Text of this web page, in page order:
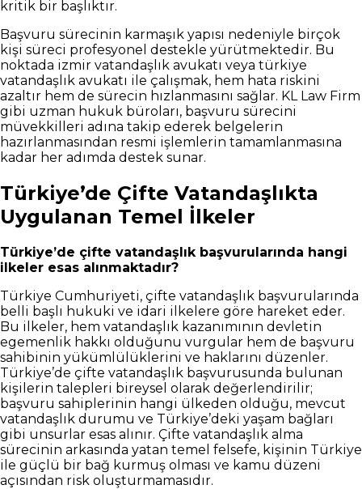
kritik bir başlıktır.
Başvuru sürecinin karmaşık yapısı nedeniyle birçok
kişi süreci profesyonel destekle yürütmektedir. Bu
noktada izmir vatandaşlık avukatı veya türkiye
vatandaşlık avukatı ile çalışmak, hem hata riskini
azaltır hem de sürecin hızlanmasını sağlar. KL Law Firm
gibi uzman hukuk büroları, başvuru sürecini
müvekkilleri adına takip ederek belgelerin
hazırlanmasından resmi işlemlerin tamamlanmasına
kadar her adımda destek sunar.
Türkiye’de Çifte Vatandaşlıkta
Uygulanan Temel İlkeler
Türkiye’de çifte vatandaşlık başvurularında hangi
ilkeler esas alınmaktadır?
Türkiye Cumhuriyeti, çifte vatandaşlık başvurularında
belli başlı hukuki ve idari ilkelere göre hareket eder.
Bu ilkeler, hem vatandaşlık kazanımının devletin
egemenlik hakkı olduğunu vurgular hem de başvuru
sahibinin yükümlülüklerini ve haklarını düzenler.
Türkiye’de çifte vatandaşlık başvurusunda bulunan
kişilerin talepleri bireysel olarak değerlendirilir;
başvuru sahiplerinin hangi ülkeden olduğu, mevcut
vatandaşlık durumu ve Türkiye’deki yaşam bağları
gibi unsurlar esas alınır. Çifte vatandaşlık alma
sürecinin arkasında yatan temel felsefe, kişinin Türkiye
ile güçlü bir bağ kurmuş olması ve kamu düzeni
açısından risk oluşturmamasıdır.